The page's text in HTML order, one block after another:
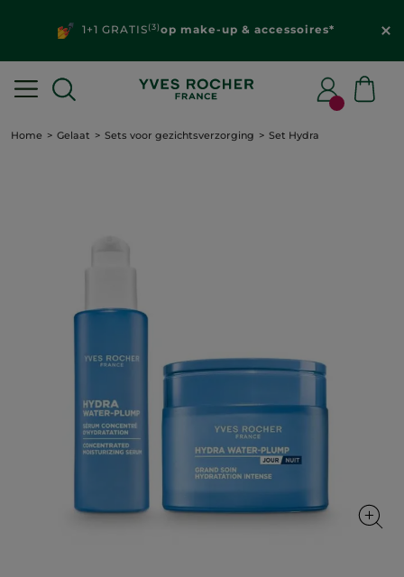
1+1 GRATIS(3)op make-up & accessoires*
Home Gelaat Sets voor gezichtsverzorging Set Hydra